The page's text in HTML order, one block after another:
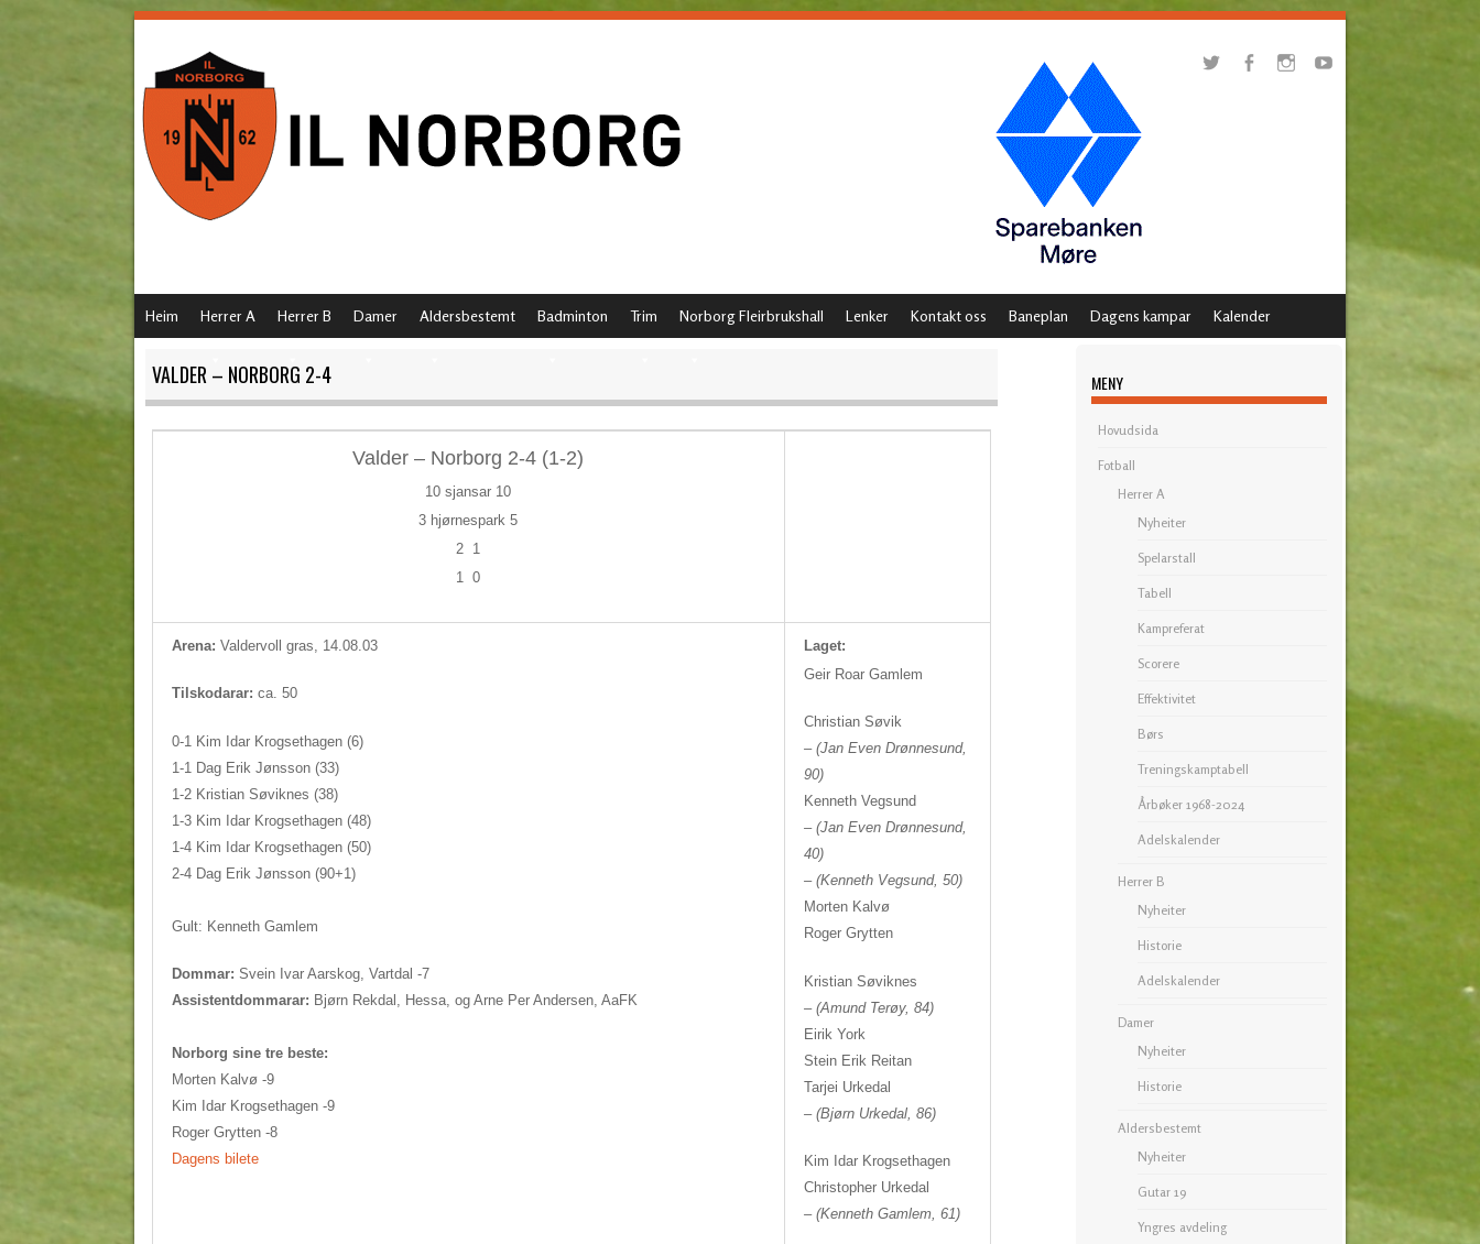
MENU
SKIP TO CONTENT
Heim Herrer A Herrer B Damer Aldersbestemt Badminton Trim Norborg Fleirbrukshall Lenker Kontakt oss Baneplan Dagens kampar Kalender
VALDER – NORBORG 2-4
Valder – Norborg 2-4 (1-2)
10 sjansar 10
3 hjørnespark 5
2 1
1
0
Arena:Valdervoll gras, 14.08.03
Tilskodarar: ca. 50
0-1 Kim Idar Krogsethagen (6)
1-1 Dag Erik Jønsson (33)
1-2 Kristian Søviknes (38)
1-3 Kim Idar Krogsethagen (48)
1-4 Kim Idar Krogsethagen (50)
2-4 Dag Erik Jønsson (90+1)
Gult: Kenneth Gamlem
Dommar:Svein Ivar Aarskog, Vartdal -7
Assistentdommarar: Bjørn Rekdal, Hessa, og Arne Per Andersen, AaFK
Norborg sine tre beste:
Morten Kalvø -9
Kim Idar Krogsethagen -9
Roger Grytten -8
Dagens bilete
Laget:
Geir Roar Gamlem
Christian Søvik
– (Jan Even Drønnesund,
90)
Kenneth Vegsund
–(Jan Even Drønnesund,
40)
– (Kenneth Vegsund, 50)
Morten Kalvø
Roger Grytten
Kristian Søviknes
– (Amund Terøy, 84)
Eirik York
Stein Erik Reitan
Tarjei Urkedal
– (Bjørn Urkedal, 86)
Kim Idar Krogsethagen
Christopher Urkedal
– (Kenneth Gamlem, 61)
MENY
Hovudsida
Fotball
Herrer A
Nyheiter
Spelarstall
Tabell
Kampreferat
Scorere
Effektivitet
Børs
Treningskamptabell
Årbøker 1968-2024
Adelskalender
Herrer B
Nyheiter
Historie
Adelskalender
Damer
Nyheiter
Historie
Aldersbestemt
Nyheiter
Gutar 19
Yngres avdeling